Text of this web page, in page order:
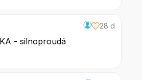
28 d
- silnoproudá